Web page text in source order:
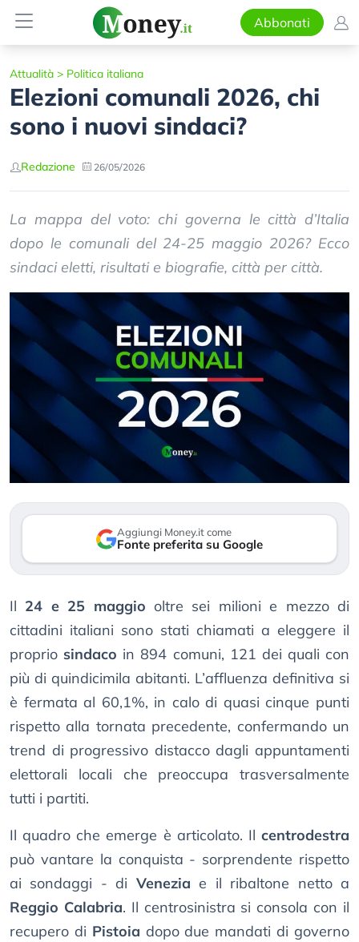
Abbonati
Attualità > Politica italiana
Elezioni comunali 2026, chi
sono i nuovi sindaci?
Redazione 26/05/2026
La mappa del voto: chi governa le città d’Italia
dopo le comunali del 24-25 maggio 2026? Ecco
sindaci eletti, risultati e biografie, città per città.
Aggiungi Money.it come
Fonte preferita su Google
Il 24 e 25 maggio oltre sei milioni e mezzo di
cittadini italiani sono stati chiamati a eleggere il
proprio sindaco in 894 comuni, 121 dei quali con
più di quindicimila abitanti. L’affluenza definitiva si
è fermata al 60,1%, in calo di quasi cinque punti
rispetto alla tornata precedente, confermando un
trend di progressivo distacco dagli appuntamenti
elettorali locali che preoccupa trasversalmente
tutti i partiti.
Il quadro che emerge è articolato. Il centrodestra
può vantare la conquista - sorprendente rispetto
ai sondaggi - di Venezia e il ribaltone netto a
Reggio Calabria. Il centrosinistra si consola con il
recupero di Pistoia dopo due mandati di governo